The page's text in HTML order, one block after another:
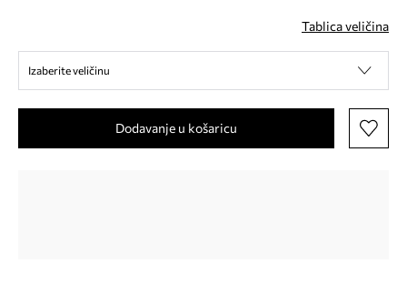
Tablica veličina
Izaberite veličinu
Dodavanje u košaricu